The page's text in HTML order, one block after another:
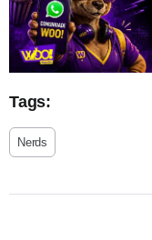
Tags:
Nerds